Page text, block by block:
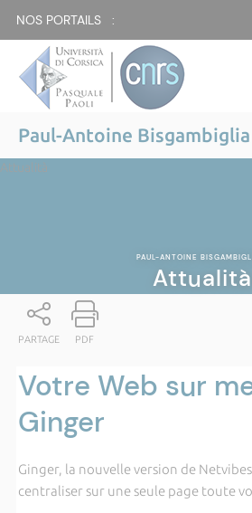
NOS PORTAILS :
Paul-Antoine Bisgambiglia
Attualità
PAUL-ANTOINE
Attualità
PARTAGE PDF
Votre Web sur
Ginger
Ginger, la nouvelle version de
centraliser sur une seule page toute